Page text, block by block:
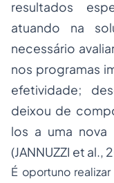
resultados
atuando na
necessário
nos programas
efetividade;
deixou de
los a uma nova
(JANNUZZI et al.,
É oportuno